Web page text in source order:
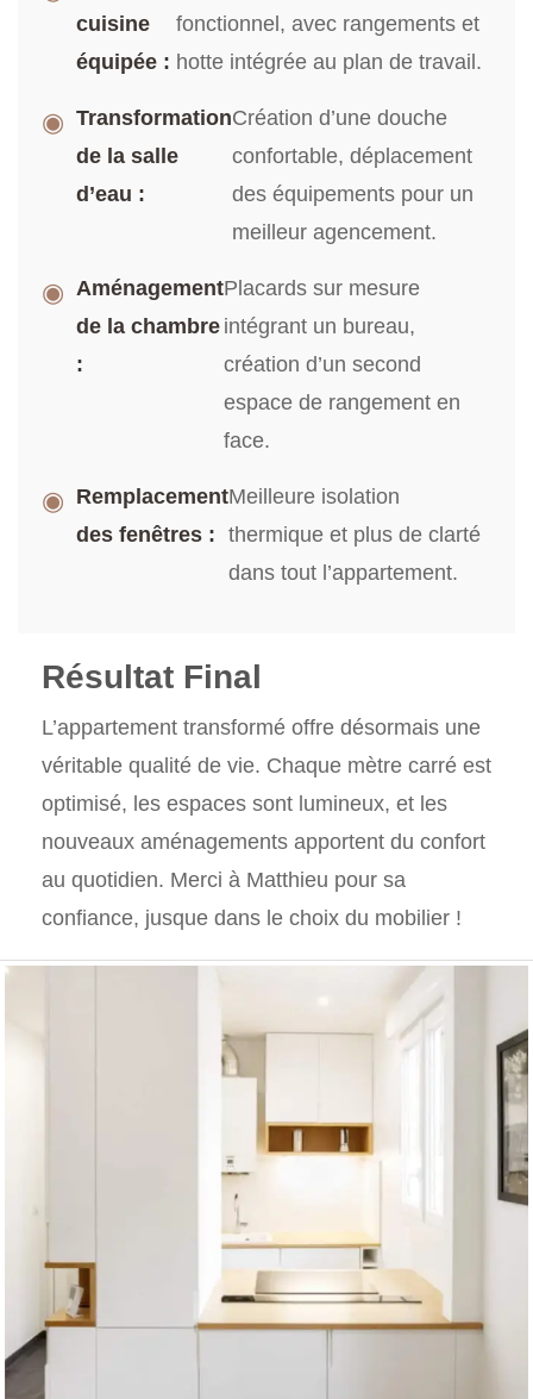
cuisine
équipée :
fonctionnel, avec rangements et
hotte intégrée au plan de travail.
◉ Transformation
de la salle
d’eau :
Création d’une douche
confortable, déplacement
des équipements pour un
meilleur agencement.
◉ Aménagement
de la chambre
:
Placards sur mesure
intégrant un bureau,
création d’un second
espace de rangement en
face.
◉ Remplacement
des fenêtres :
Meilleure isolation
thermique et plus de clarté
dans tout l’appartement.
Résultat Final
L’appartement transformé offre désormais une
véritable qualité de vie. Chaque mètre carré est
optimisé, les espaces sont lumineux, et les
nouveaux aménagements apportent du confort
au quotidien. Merci à Matthieu pour sa
confiance, jusque dans le choix du mobilier !